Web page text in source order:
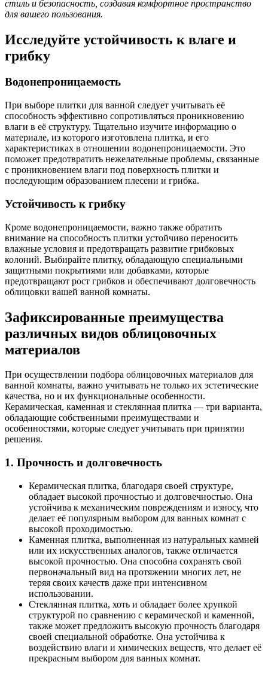
стиль и безопасность, создавая комфортное пространство
для вашего пользования.
Исследуйте устойчивость к влаге и
грибку
Водонепроницаемость
При выборе плитки для ванной следует учитывать её
способность эффективно сопротивляться проникновению
влаги в её структуру. Тщательно изучите информацию о
материале, из которого изготовлена плитка, и его
характеристиках в отношении водонепроницаемости. Это
поможет предотвратить нежелательные проблемы, связанные
с проникновением влаги под поверхность плитки и
последующим образованием плесени и грибка.
Устойчивость к грибку
Кроме водонепроницаемости, важно также обратить
внимание на способность плитки устойчиво переносить
влажные условия и предотвращать развитие грибковых
колоний. Выбирайте плитку, обладающую специальными
защитными покрытиями или добавками, которые
предотвращают рост грибков и обеспечивают долговечность
облицовки вашей ванной комнаты.
Зафиксированные преимущества
различных видов облицовочных
материалов
При осуществлении подбора облицовочных материалов для
ванной комнаты, важно учитывать не только их эстетические
качества, но и их функциональные особенности.
Керамическая, каменная и стеклянная плитка — три варианта,
обладающие собственными преимуществами и
особенностями, которые следует учитывать при принятии
решения.
1. Прочность и долговечность
Керамическая плитка, благодаря своей структуре,
обладает высокой прочностью и долговечностью. Она
устойчива к механическим повреждениям и износу, что
делает её популярным выбором для ванных комнат с
высокой проходимостью.
Каменная плитка, выполненная из натуральных камней
или их искусственных аналогов, также отличается
высокой прочностью. Она способна сохранять свой
первоначальный вид на протяжении многих лет, не
теряя своих качеств даже при интенсивном
использовании.
Стеклянная плитка, хоть и обладает более хрупкой
структурой по сравнению с керамической и каменной,
также может предложить высокую прочность благодаря
своей специальной обработке. Она устойчива к
воздействию влаги и химических веществ, что делает её
прекрасным выбором для ванных комнат.